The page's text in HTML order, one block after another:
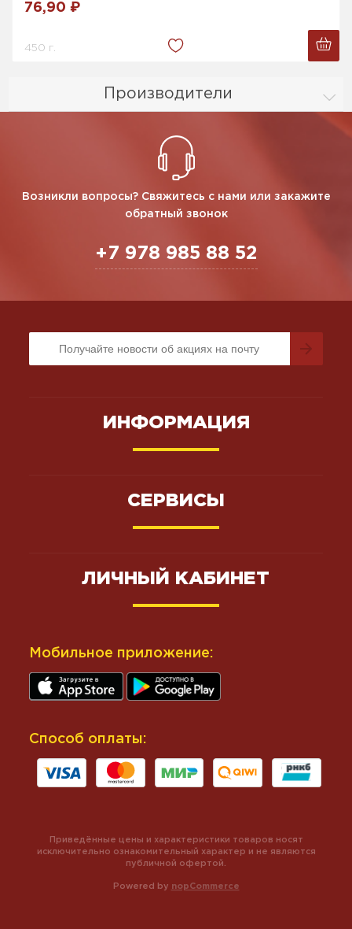
Производители
76,90 ₽
450 г.
Возникли вопросы? Свяжитесь с нами или закажите
обратный звонок
+7 978 985 88 52
ИНФОРМАЦИЯ
СЕРВИСЫ
ЛИЧНЫЙ КАБИНЕТ
Мобильное приложение:
Способ оплаты:
Powered by nopCommerce
Приведённые цены и характеристики товаров носят
исключительно ознакомительный характер и не являются
публичной офертой.